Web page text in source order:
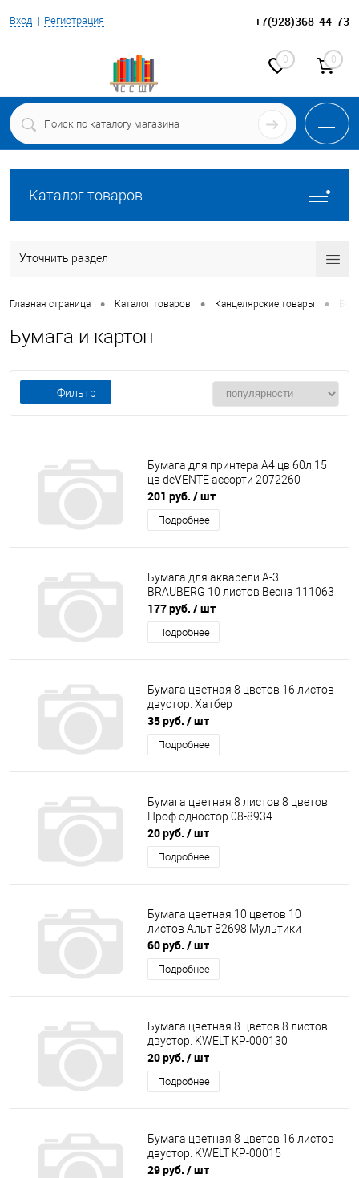
Вход Регистрация +7(928)368-44-73
0 0
Каталог товаров
Уточнить раздел
Главная страница • Каталог товаров • Канцелярские товары •
Бумага и картон
Фильтр
Бумага для принтера А4 цв 60л 15
цв deVENTE ассорти 2072260
201 руб. / шт
Подробнее
Бумага для акварели А-3
BRAUBERG 10 листов Весна 111063
177 руб. / шт
Подробнее
Бумага цветная 8 цветов 16 листов
двустор. Хатбер
35 руб. / шт
Подробнее
Бумага цветная 8 листов 8 цветов
Проф одностор 08-8934
20 руб. / шт
Подробнее
Бумага цветная 10 цветов 10
листов Альт 82698 Мультики
60 руб. / шт
Подробнее
Бумага цветная 8 цветов 8 листов
двустор. KWELT КР-000130
20 руб. / шт
Подробнее
Бумага цветная 8 цветов 16 листов
двустор. KWELT КР-00015
29 руб. / шт